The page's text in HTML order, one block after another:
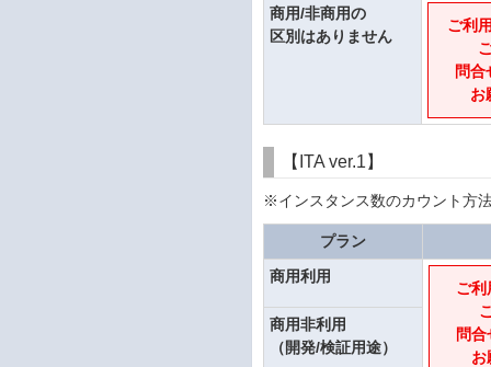
商用/非商用の
区別はありません
ご利
問合
お
【ITA ver.1】
※インスタンス数のカウント方
プラン
商用利用
ご利
問
お
商用非利用
（開発/検証用途）